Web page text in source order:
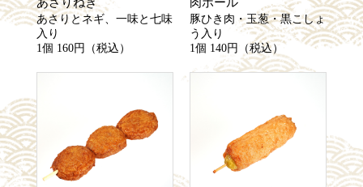
あさりとネギ、一味と七味
入り
1個 160円（税込）
豚ひき肉・玉葱・黒こしょ
う入り
1個 140円（税込）